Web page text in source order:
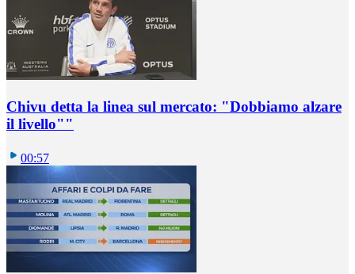
Chivu detta la linea sul mercato: "Dobbiamo alzare
il livello""
00:57